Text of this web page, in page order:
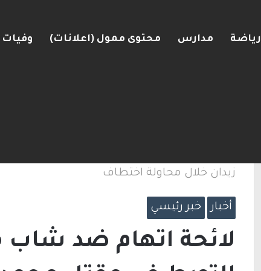
رياضة مدارس محتوى ممول (اعلانات) وفيات
زيدان خلال محاولة اختطاف
أخبار خبر رئيسي
لائحة اتهام ضد شاب